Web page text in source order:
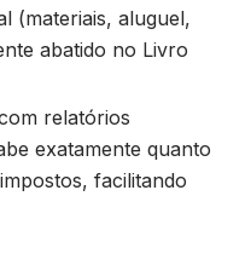
(materiais, aluguel,
abatido no Livro
relatórios
exatamente quanto
facilitando